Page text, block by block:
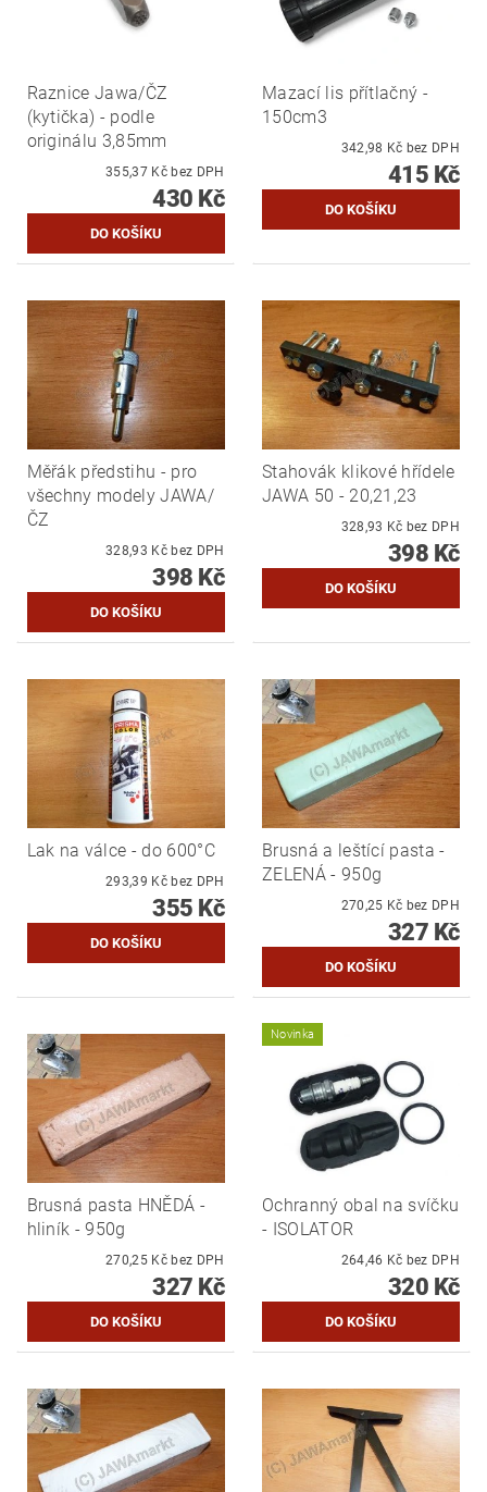
Raznice Jawa/ČZ
(kytička) - podle
originálu 3,85mm
355,37 Kč bez DPH
430 Kč
Mazací lis přítlačný -
150cm3
342,98 Kč bez DPH
415 Kč
Měřák předstihu - pro
všechny modely JAWA/
ČZ
328,93 Kč bez DPH
398 Kč
Stahovák klikové hřídele
JAWA 50 - 20,21,23
328,93 Kč bez DPH
398 Kč
Lak na válce - do 600°C
293,39 Kč bez DPH
355 Kč
Brusná a leštící pasta -
ZELENÁ - 950g
270,25 Kč bez DPH
327 Kč
Brusná pasta HNĚDÁ -
hliník - 950g
270,25 Kč bez DPH
327 Kč
Novinka
Ochranný obal na svíčku
- ISOLATOR
264,46 Kč bez DPH
320 Kč